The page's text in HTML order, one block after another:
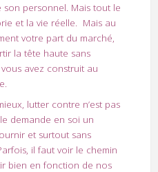
personnel. Mais tout le
et la vie réelle. Mais au
votre part du marché,
la tête haute sans
avez construit au
lutter contre n’est pas
demande en soi un
et surtout sans
il faut voir le chemin
bien en fonction de nos